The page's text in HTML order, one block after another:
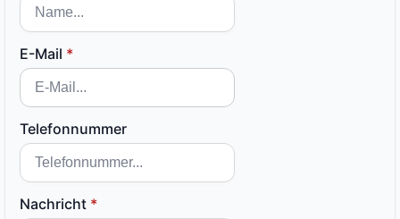
E-Mail *
Telefonnummer
Nachricht *